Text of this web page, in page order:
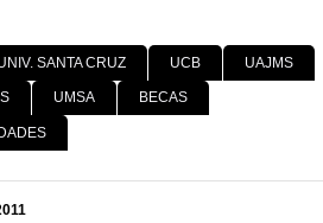
SANTA CRUZ UCB UAJMS
UMSA BECAS